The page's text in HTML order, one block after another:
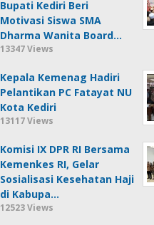
Bupati Kediri Beri
Motivasi Siswa SMA
Dharma Wanita Board…
13347 Views
Kepala Kemenag Hadiri
Pelantikan PC Fatayat NU
Kota Kediri
13117 Views
Komisi IX DPR RI Bersama
Kemenkes RI, Gelar
Sosialisasi Kesehatan Haji
di Kabupa…
12523 Views